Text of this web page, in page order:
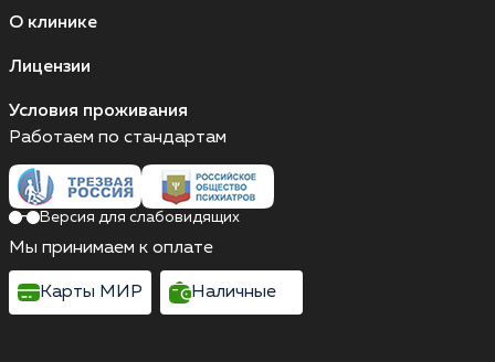
О клинике
Лицензии
Условия проживания
Работаем по стандартам
Версия для слабовидящих
Мы принимаем к оплате
Карты МИР Наличные